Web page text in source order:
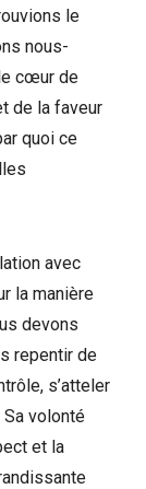
le
nous-
cœur de
de la faveur
quoi ce
avec
la manière
devons
repentir de
s’atteler
volonté
et la